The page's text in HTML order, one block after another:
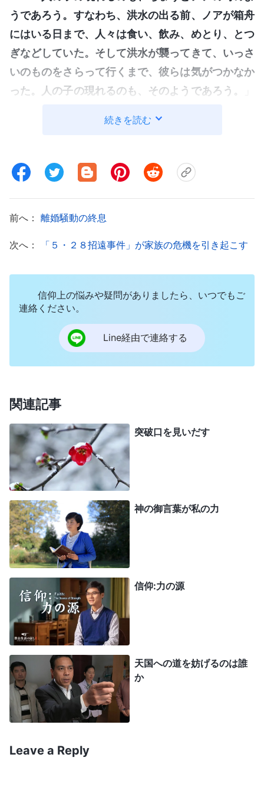
うであろう。すなわち、洪水の出る前、ノアが箱舟
にはいる日まで、人々は食い、飲み、めとり、とつ
ぎなどしていた。そして洪水が襲ってきて、いっさ
いのものをさらって行くまで、彼らは気がつかなか
った。人の子の現れるのも、そのようであろう。
ノアの箱舟の時代を振り返って見よう。人類
はひどく堕落し、神の祝福から迷い出てしまってい
しまっていた。闇の中を、神の光のないまま生きて
いた。そうして彼らの性質は放縦となり、おぞまし
約束を受けることはできなかった。彼らは、神の顔
を仰ぎ見るにも、神の声を聞くことにも相応しくな
かった。何故なら彼らは神を見捨て、神から与えら
れたものすべてを放棄し、神の教えを忘れてしまっ
たからである。彼らの心は神から離れて行くばかり
死に接近し、神の怒りと罰を受けた。ノアだけが神
を礼拝し、悪を避けたので、神の声を聞くことがで
き、神の指示を聞くことができた。ノアは
の指示に従って箱舟を建て、あらゆる種類の生物を
集めた。こうして一旦全ての準備が整うと、神は世
界に破滅をもたらした。ノアとその家族７人だけが
破滅を逃れて生き残ったが、それはノアがヤーウェ
を礼拝し、悪を避けたからであった。
それでは現代に目を向けてみよう。ノアのよう
に神を礼拝し、悪を避けることのできる正しい人は
いなくなってしまった。それでもなお、神はこうし
た人類に対して恵み深く、この終末の時代において
も人類の罪を赦す。神は神の現われを切望する人々
を探し求める。神は神の言葉を聞くことができる
人々、神の任務を忘れず、心と体を神に捧げる人々
を探し求める。神は神の前で赤子のように従順で、
神を反抗しない人々を探し求める。
（『言葉』第1巻）より)
続きを読む
前へ： 離婚騒動の終息
次へ： 「５・２８招遠事件」が家族の危機を引き起こす
信仰上の悩みや疑問がありましたら、いつでもご
連絡ください。
Line経由で連絡する
関連記事
突破口を見いだす
神の御言葉が私の力
信仰:力の源
天国への道を妨げるのは誰
か
Leave a Reply